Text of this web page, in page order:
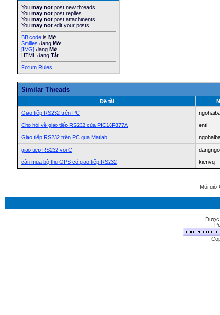
You may not post new threads
You may not post replies
You may not post attachments
You may not edit your posts
BB code is Mở
Smilies đang Mở
[IMG] đang Mở
HTML đang Tắt
Forum Rules
Similar Threads
Ðề tài
Giao tiếp RS232 trên PC
Cho hỏi về giao tiếp RS232 của PIC16F877A enti
Giao tiếp RS232 trên PC qua Matlab
giao tiep RS232 voi C
cần mua bộ thu GPS có giao tiếp RS232 kienvq
Múi giờ
Được